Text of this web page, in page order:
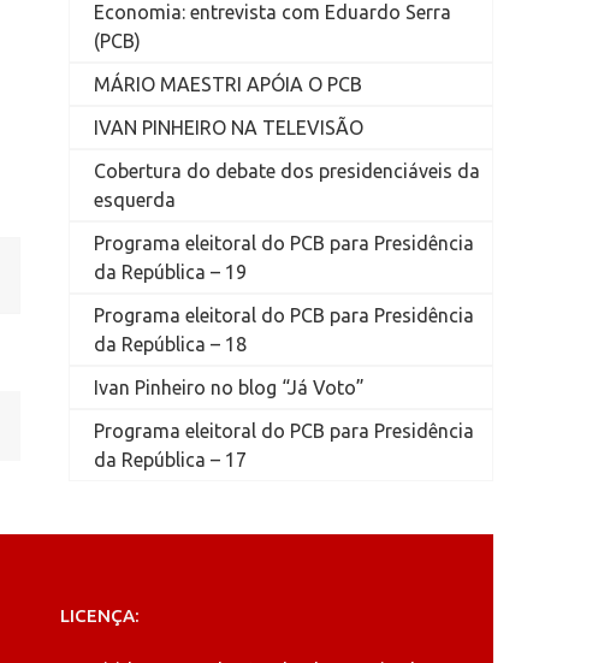
Economia: entrevista com Eduardo Serra
(PCB)
MÁRIO MAESTRI APÓIA O PCB
IVAN PINHEIRO NA TELEVISÃO
Cobertura do debate dos presidenciáveis da
esquerda
Programa eleitoral do PCB para Presidência
da República – 19
Programa eleitoral do PCB para Presidência
da República – 18
Ivan Pinheiro no blog “Já Voto”
Programa eleitoral do PCB para Presidência
da República – 17
LICENÇA: